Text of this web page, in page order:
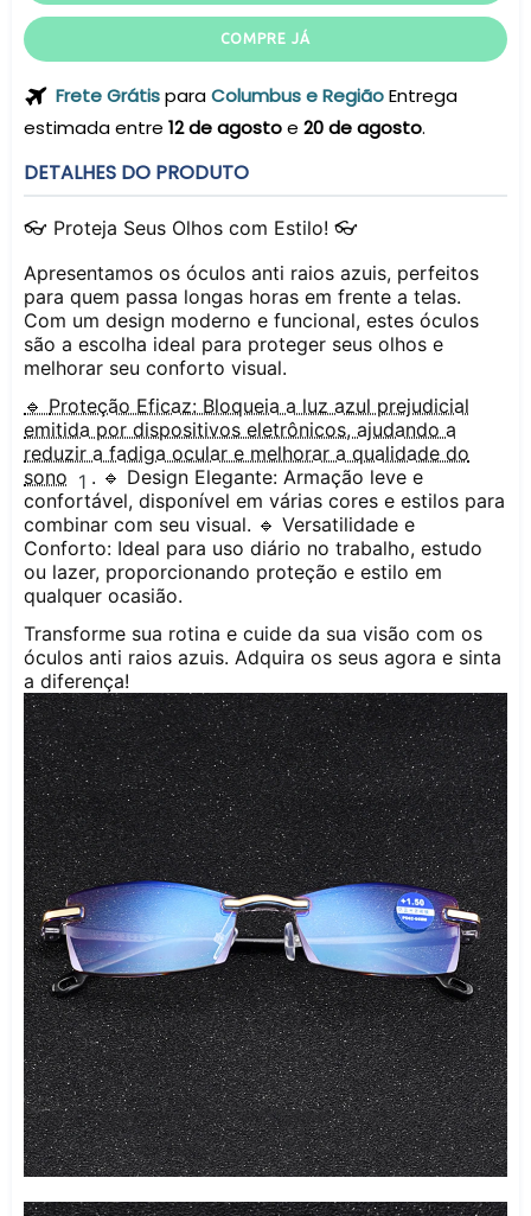
COMPRE JÁ
Frete GrátisparaColumbus e RegiãoEntrega
estimada entre 12 de agostoe 20 de agosto.
DETALHES DO PRODUTO
👓 Proteja Seus Olhos com Estilo! 👓
Apresentamos os óculos anti raios azuis, perfeitos
para quem passa longas horas em frente a telas.
Com um design moderno e funcional, estes óculos
são a escolha ideal para proteger seus olhos e
melhorar seu conforto visual.
🔹 Proteção Eficaz: Bloqueia a luz azul prejudicial
emitida por dispositivos eletrônicos, ajudando a
reduzir a fadiga ocular e melhorar a qualidade do
sono 1 . 🔹 Design Elegante: Armação leve e
confortável, disponível em várias cores e estilos para
combinar com seu visual. 🔹 Versatilidade e
Conforto: Ideal para uso diário no trabalho, estudo
ou lazer, proporcionando proteção e estilo em
qualquer ocasião.
Transforme sua rotina e cuide da sua visão com os
óculos anti raios azuis. Adquira os seus agora e sinta
a diferença!